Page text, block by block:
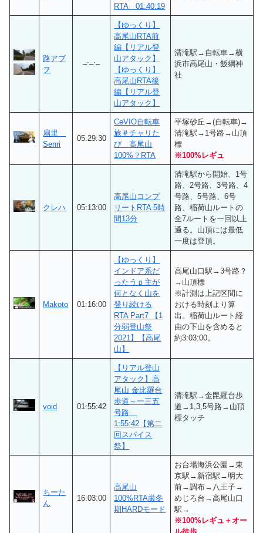
RTA 01:40:19
路アブ
ヲ
–:–:–
【ゆっくり】
高尾山RTA前
編【リアル登
山アタック】
【ゆっくり】
高尾山RTA後
編【リアル登
山アタック】
清滝駅→自転車→横
浜市高尾山・飯綱神
社
扇里
Senri
05:29:30
CeVIO自転車
旅＃チャリた
び 高尾山
100%？RTA
平塚砂丘→(自転車)→
清滝駅→1号路→山頂
標
※100%レギュ
クレハ 05:13:00
高尾山コンプ
リートRTA 5時
間13分
清滝駅から開始、1号
路、2号路、3号路、4
号路、5号路、6号
路、稲荷山ルートの
全7ルートを一回以上
通る。山頂には最低
一度は登頂。
Makoto 01:16:00
【ゆっくり】
インドア系だ
ったうｐ主が
何となく山を
登り続ける
RTA Part7 【1
分弱登山祭
2021】【高尾
山】
高尾山口駅→3号路？
→山頂標
※計測は上記区間に
おける時刻より算
出。稲荷山ルート経
由の下山を含めると
約3:03:00。
void 01:55:42
【リアル登山
アタック】高
尾山 金比羅台
歩道～一三五
号路
1:55:42【第二
回スパイス
祭】
清滝駅→金毘羅台歩
道→1,3,5号路→山頂
標タッチ
ちーた
ん
16:03:00
高尾山
100%RTA厳冬
期HARDモード
お台場海浜公園→東
京駅→新宿駅→明大
前→調布→八王子→
めじろ台→高尾山口
駅→
※100%レギュ＋オー